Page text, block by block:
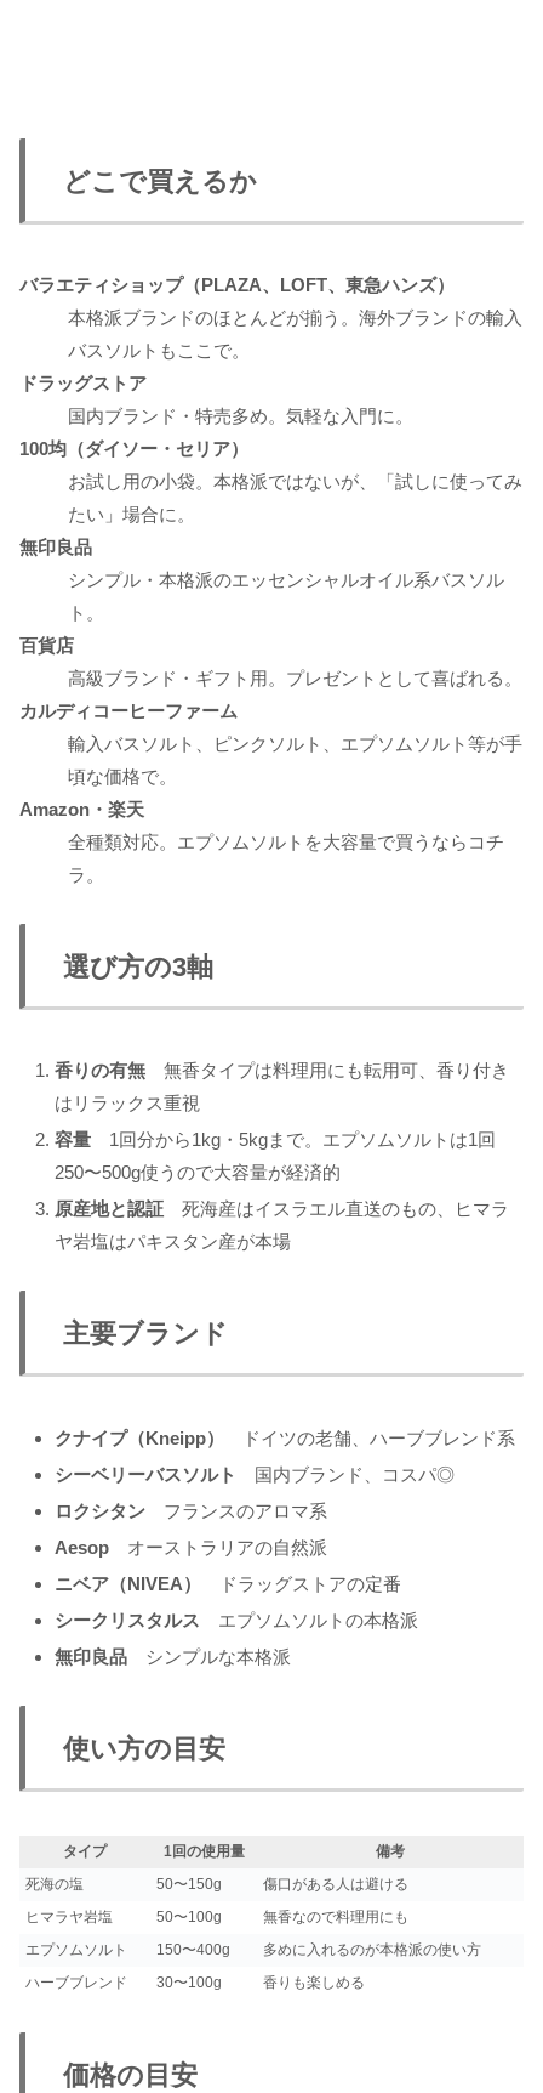
どこで買えるか
バラエティショップ（PLAZA、LOFT、東急ハンズ）
本格派ブランドのほとんどが揃う。海外ブランドの輸入
バスソルトもここで。
ドラッグストア
国内ブランド・特売多め。気軽な入門に。
100均（ダイソー・セリア）
お試し用の小袋。本格派ではないが、「試しに使ってみ
たい」場合に。
無印良品
シンプル・本格派のエッセンシャルオイル系バスソル
ト。
百貨店
高級ブランド・ギフト用。プレゼントとして喜ばれる。
カルディコーヒーファーム
輸入バスソルト、ピンクソルト、エプソムソルト等が手
頃な価格で。
Amazon・楽天
全種類対応。エプソムソルトを大容量で買うならコチ
ラ。
選び方の3軸
香りの有無 無香タイプは料理用にも転用可、香り付き
はリラックス重視
容量 1回分から1kg・5kgまで。エプソムソルトは1回
250〜500g使うので大容量が経済的
原産地と認証 死海産はイスラエル直送のもの、ヒマラ
ヤ岩塩はパキスタン産が本場
主要ブランド
クナイプ（Kneipp）
ドイツの老舗、ハーブブレンド系
シーベリーバスソルト
国内ブランド、コスパ◎
ロクシタン フランスのアロマ系
Aesop オーストラリアの自然派
ニベア（NIVEA）
ドラッグストアの定番
シークリスタルス エプソムソルトの本格派
無印良品 シンプルな本格派
使い方の目安
タイプ 1回の使用量
備考
死海の塩
50〜150g
傷口がある人は避ける
ヒマラヤ岩塩
50〜100g
無香なので料理用にも
エプソムソルト
150〜400g
多めに入れるのが本格派の使い方
ハーブブレンド
30〜100g 香りも楽しめる
価格の目安